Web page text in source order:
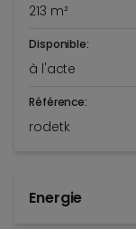
213 m²
Disponible:
à l'acte
Référence:
rodetk
Energie